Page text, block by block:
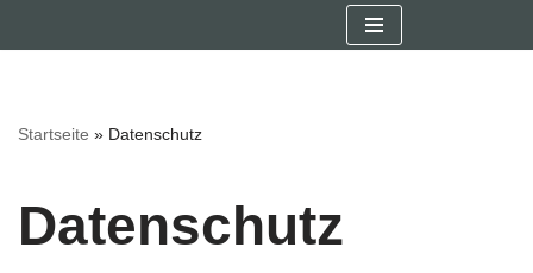
Startseite » Datenschutz
Datenschutz